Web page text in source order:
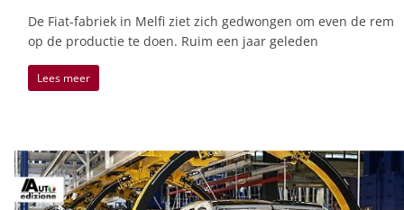
De Fiat-fabriek in Melfi ziet zich gedwongen om even de rem
op de productie te doen. Ruim een jaar geleden
Lees meer